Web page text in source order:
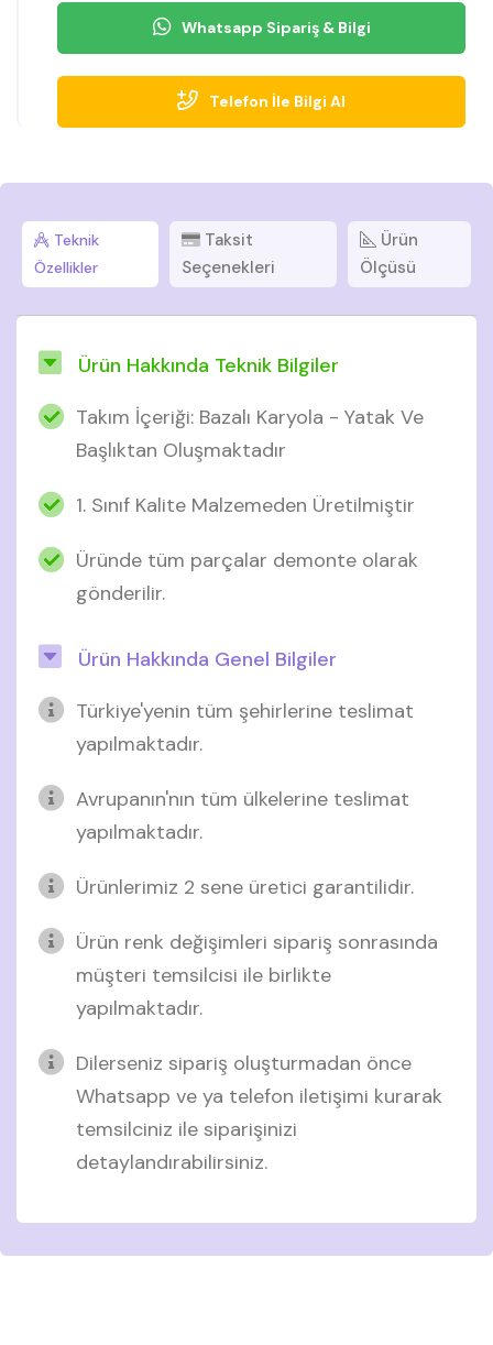
Whatsapp Sipariş & Bilgi
Telefon İle Bilgi Al
Teknik
Özellikler
Taksit
Seçenekleri
Ürün
Ölçüsü
Ürün Hakkında Teknik Bilgiler
Takım İçeriği: Bazalı Karyola - Yatak Ve
Başlıktan Oluşmaktadır
1. Sınıf Kalite Malzemeden Üretilmiştir
Üründe tüm parçalar demonte olarak
gönderilir.
Ürün Hakkında Genel Bilgiler
Türkiye'yenin tüm şehirlerine teslimat
yapılmaktadır.
Avrupanın'nın tüm ülkelerine teslimat
yapılmaktadır.
Ürünlerimiz 2 sene üretici garantilidir.
Ürün renk değişimleri sipariş sonrasında
müşteri temsilcisi ile birlikte
yapılmaktadır.
Dilerseniz sipariş oluşturmadan önce
Whatsapp ve ya telefon iletişimi kurarak
temsilciniz ile siparişinizi
detaylandırabilirsiniz.